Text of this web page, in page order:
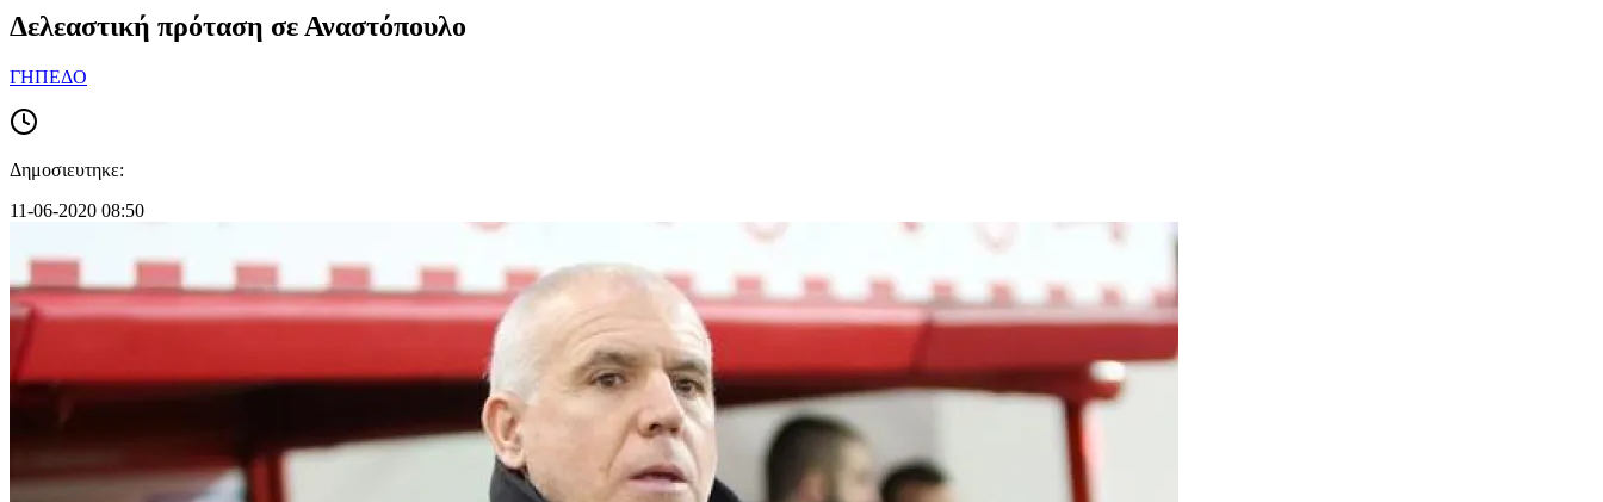
Δελεαστική πρόταση σε Αναστόπουλο
ΓΗΠΕΔΟ
Δημοσιευτηκε:
11-06-2020 08:50